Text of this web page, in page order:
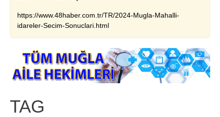
https://www.48haber.com.tr/TR/2024-Mugla-Mahalli-
idareler-Secim-Sonuclari.html
TAG